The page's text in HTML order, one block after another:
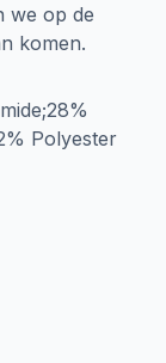
we op de
komen.
Polyester